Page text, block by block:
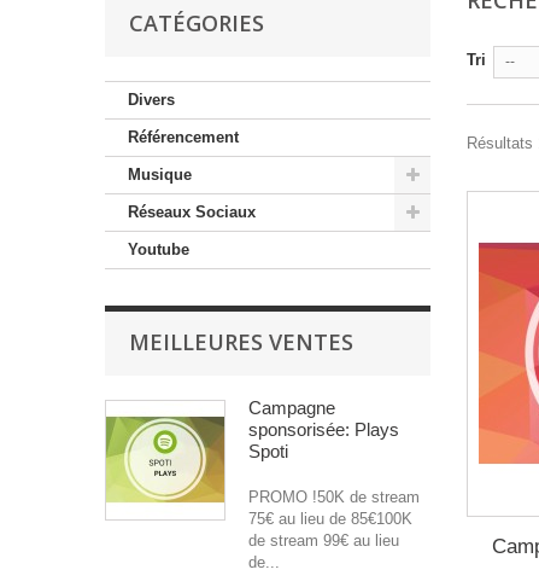
CATÉGORIES
Divers
Référencement
Musique
Réseaux Sociaux
Youtube
MEILLEURES VENTES
Campagne
sponsorisée: Plays
Spoti
PROMO !50K de stream
75€ au lieu de 85€100K
de stream 99€ au lieu
de...
Tri --
Résultats